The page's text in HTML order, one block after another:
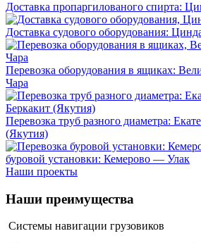
Доставка пропаргилованого спирта:
Доставка судового оборудования:
Перевозка оборудования в ящиках:
Чара
Перевозка труб разного диаметра:
(Якутия)
буровой установки: Кемерово — Улак
Наши проекты
Наши преимущества
Системы навигации грузовиков